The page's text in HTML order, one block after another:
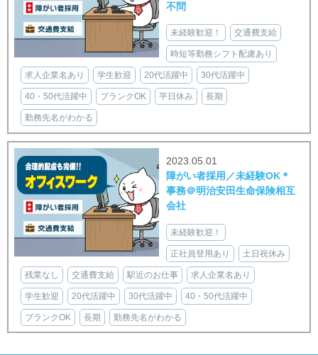
不問
未経験歓迎！ 交通費支給
時短等勤務シフト配慮あり
求人企業名あり 学生歓迎 20代活躍中 30代活躍中
40・50代活躍中 ブランクOK 平日休み 長期
勤務先名がわかる
2023.05.01
障がい者採用／未経験OK＊
事務＠明治安田生命保険相互
会社
未経験歓迎！
正社員登用あり 土日祝休み
残業なし 交通費支給 駅近のお仕事 求人企業名あり
学生歓迎 20代活躍中 30代活躍中 40・50代活躍中
ブランクOK 長期 勤務先名がわかる